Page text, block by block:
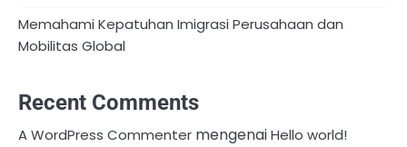
Memahami Kepatuhan Imigrasi Perusahaan dan
Mobilitas Global
Recent Comments
A WordPress Commenter mengenaiHello world!